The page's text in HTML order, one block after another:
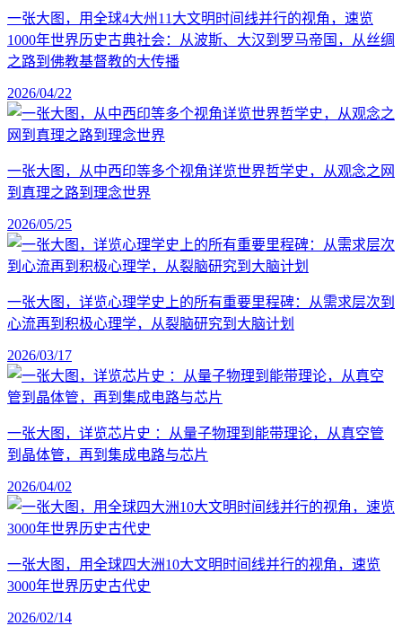
一张大图，用全球4大州11大文明时间线并行的视角，速览
1000年世界历史古典社会：从波斯、大汉到罗马帝国，从丝绸
之路到佛教基督教的大传播
2026/04/22
一张大图，从中西印等多个视角详览世界哲学史，从观念之网
到真理之路到理念世界
2026/05/25
一张大图，详览心理学史上的所有重要里程碑：从需求层次到
心流再到积极心理学，从裂脑研究到大脑计划
2026/03/17
一张大图，详览芯片史 ：从量子物理到能带理论，从真空管
到晶体管，再到集成电路与芯片
2026/04/02
一张大图，用全球四大洲10大文明时间线并行的视角，速览
3000年世界历史古代史
2026/02/14